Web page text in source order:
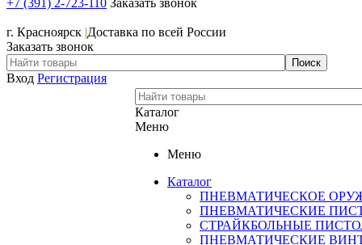
+7 (391) 2-723-110 Заказать звонок
г. Красноярск |Доставка по всей России
Заказать звонок
Вход Регистрация
Каталог
Меню
Меню
Каталог
ПНЕВМАТИЧЕСКОЕ
ПНЕВМАТИЧЕСКИЕ
СТРАЙКБОЛЬНЫЕ
ПНЕВМАТИЧЕСКИЕ